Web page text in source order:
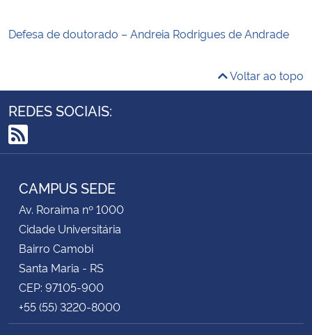
Defesa de doutorado – Andreia Rodrigues de Andrade
Voltar ao topo
REDES SOCIAIS:
RSS
CAMPUS SEDE
Av. Roraima nº 1000
Cidade Universitária
Bairro Camobi
Santa Maria - RS
CEP: 97105-900
+55 (55) 3220-8000